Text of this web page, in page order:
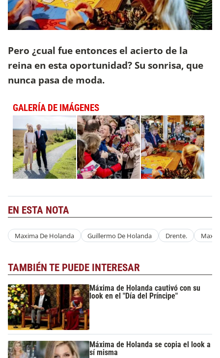
Pero ¿cual fue entonces el acierto de la
reina en esta oportunidad? Su sonrisa, que
nunca pasa de moda.
GALERÍA DE IMÁGENES
EN ESTA NOTA
Maxima De Holanda Guillermo De Holanda Drente.
TAMBIÉN TE PUEDE INTERESAR
Máxima de Holanda cautivó con su
look en el "Día del Príncipe"
Máxima de Holanda se copia el look a
sí misma